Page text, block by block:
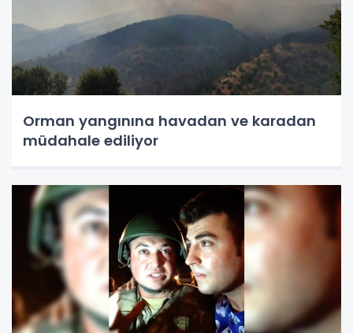
Orman yangınına havadan ve karadan
müdahale ediliyor